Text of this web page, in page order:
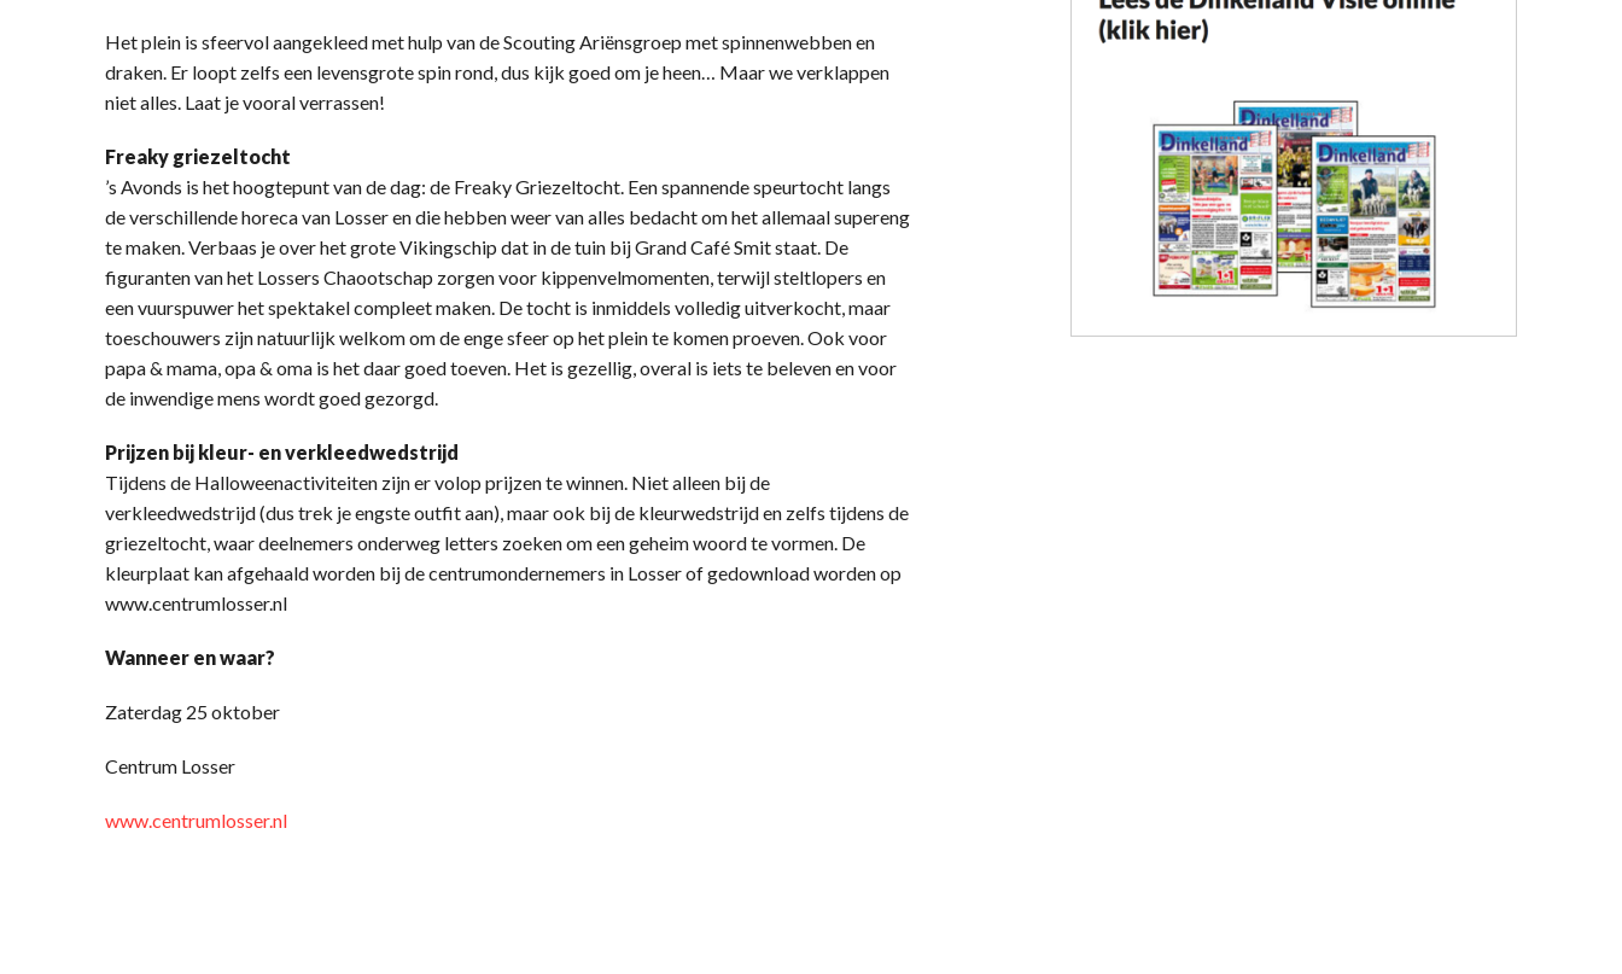
Het plein is sfeervol aangekleed met hulp van de Scouting Ariënsgroep met spinnenwebben en
draken. Er loopt zelfs een levensgrote spin rond, dus kijk goed om je heen… Maar we verklappen
niet alles. Laat je vooral verrassen!
Freaky griezeltocht
’s Avonds is het hoogtepunt van de dag: de Freaky Griezeltocht. Een spannende speurtocht langs
de verschillende horeca van Losser en die hebben weer van alles bedacht om het allemaal supereng
te maken. Verbaas je over het grote Vikingschip dat in de tuin bij Grand Café Smit staat. De
figuranten van het Lossers Chaootschap zorgen voor kippenvelmomenten, terwijl steltlopers en
een vuurspuwer het spektakel compleet maken. De tocht is inmiddels volledig uitverkocht, maar
toeschouwers zijn natuurlijk welkom om de enge sfeer op het plein te komen proeven. Ook voor
papa & mama, opa & oma is het daar goed toeven. Het is gezellig, overal is iets te beleven en voor
de inwendige mens wordt goed gezorgd.
Prijzen bij kleur- en verkleedwedstrijd
Tijdens de Halloweenactiviteiten zijn er volop prijzen te winnen. Niet alleen bij de
verkleedwedstrijd (dus trek je engste outfit aan), maar ook bij de kleurwedstrijd en zelfs tijdens de
griezeltocht, waar deelnemers onderweg letters zoeken om een geheim woord te vormen. De
kleurplaat kan afgehaald worden bij de centrumondernemers in Losser of gedownload worden op
www.centrumlosser.nl
Wanneer en waar?
Zaterdag 25 oktober
Centrum Losser
www.centrumlosser.nl